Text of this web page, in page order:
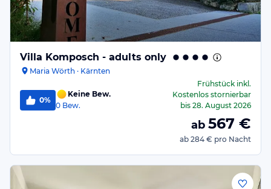
Villa Komposch - adults only
Maria Wörth · Kärnten
0%
Keine Bew.
0 Bew.
Frühstückinkl.
Kostenlos stornierbar
bis 28. August 2026
ab 567 €
ab 284 € pro Nacht